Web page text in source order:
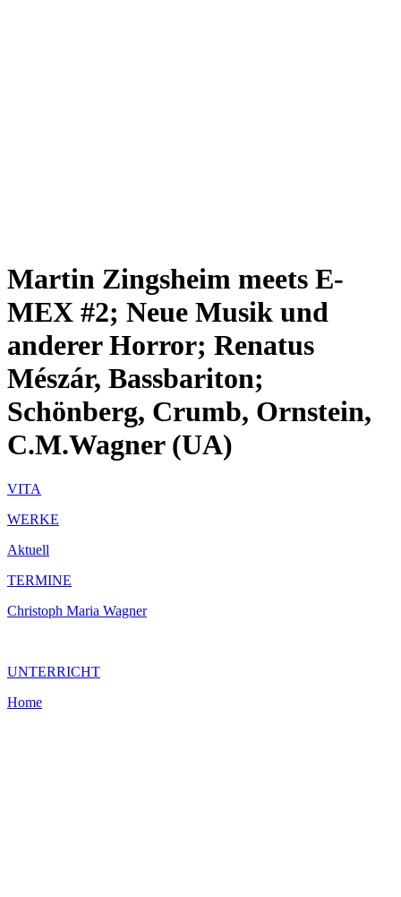
Martin Zingsheim meets E-
MEX #2; Neue Musik und
anderer Horror; Renatus
Mészár, Bassbariton;
Schönberg, Crumb, Ornstein,
C.M.Wagner (UA)
VITA
WERKE
Aktuell
TERMINE
Christoph Maria Wagner
UNTERRICHT
Home